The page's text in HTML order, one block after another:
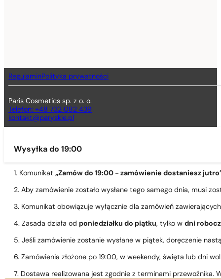
RegulaminPolityka prywatności
Paris Cosmetics sp. z o. o.
Telefon: +48 732 082 439
kontakt@paryskie.pl
Wysyłka do 19:00
1. Komunikat „Zamów do 19:00 - zamówienie dostaniesz
2. Aby zamówienie zostało wysłane tego samego dnia, musi
3. Komunikat obowiązuje wyłącznie dla zamówień
4. Zasada działa od poniedziałku do piątku, tylko w dni
5. Jeśli zamówienie zostanie wysłane w piątek, doręczenie
6. Zamówienia złożone po 19:00, w weekendy, święta lub dni
7. Dostawa realizowana jest zgodnie z terminami przewoźnika.